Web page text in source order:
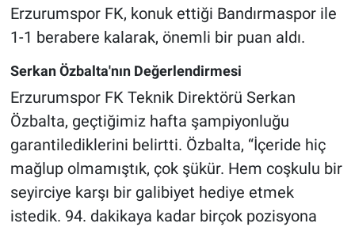
Erzurumspor FK, konuk ettiği Bandırmaspor ile
1-1 berabere kalarak, önemli bir puan aldı.
Serkan Özbalta'nın Değerlendirmesi
Erzurumspor FK Teknik Direktörü Serkan
Özbalta, geçtiğimiz hafta şampiyonluğu
garantilediklerini belirtti. Özbalta, “İçeride hiç
mağlup olmamıştık, çok şükür. Hem coşkulu bir
seyirciye karşı bir galibiyet hediye etmek
istedik. 94. dakikaya kadar birçok pozisyona